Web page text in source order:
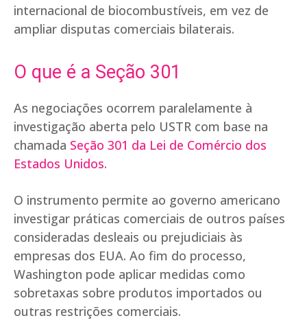
internacional de biocombustíveis, em vez de
ampliar disputas comerciais bilaterais.
O que é a Seção 301
As negociações ocorrem paralelamente à
investigação aberta pelo USTR com base na
chamada Seção 301 da Lei de Comércio dos
Estados Unidos.
O instrumento permite ao governo americano
investigar práticas comerciais de outros países
consideradas desleais ou prejudiciais às
empresas dos EUA. Ao fim do processo,
Washington pode aplicar medidas como
sobretaxas sobre produtos importados ou
outras restrições comerciais.